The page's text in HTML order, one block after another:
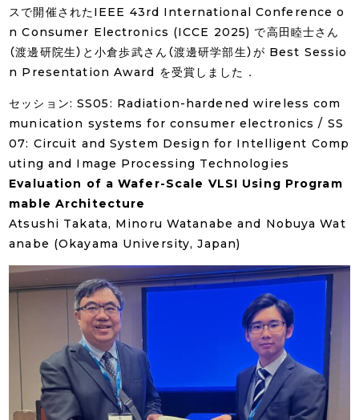
スで開催されたIEEE 43rd International Conference o
n Consumer Electronics (ICCE 2025) で高田睦士さん
（渡邊研院生）と小倉歩武さん（渡邊研学部生）が Best Sessio
n Presentation Award を受賞しました．
セッション: SS05: Radiation-hardened wireless com
munication systems for consumer electronics / SS
07: Circuit and System Design for Intelligent Comp
uting and Image Processing Technologies
Evaluation of a Wafer-Scale VLSI Using Program
mable Architecture
Atsushi Takata, Minoru Watanabe and Nobuya Wat
anabe (Okayama University, Japan)